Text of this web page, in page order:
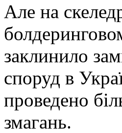
Але на
заклинило
споруд в
проведено
змагань.